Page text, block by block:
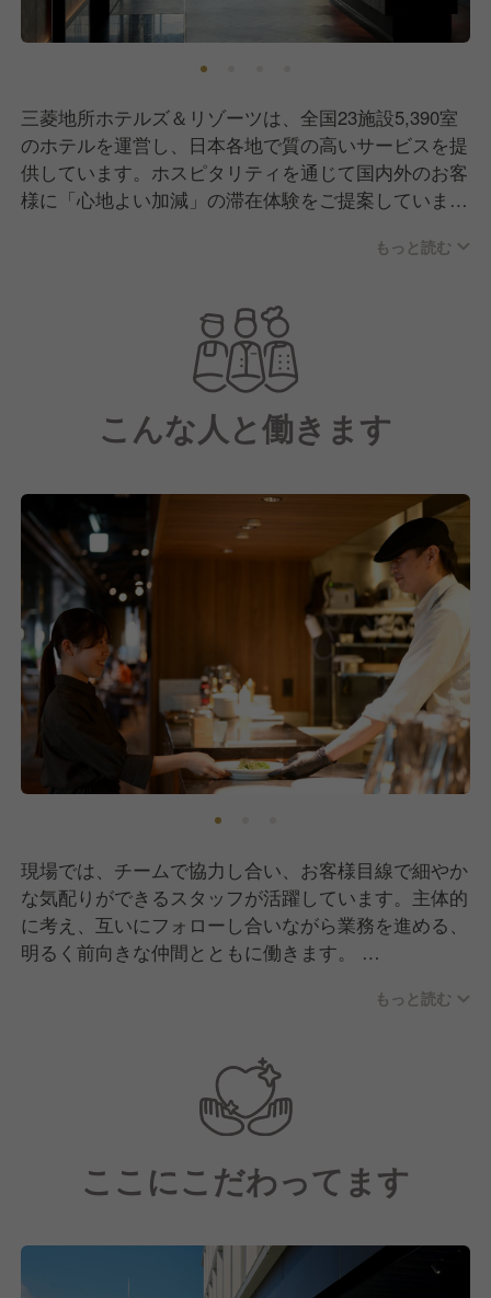
三菱地所ホテルズ＆リゾーツは、全国23施設5,390室
のホテルを運営し、日本各地で質の高いサービスを提
供しています。ホスピタリティを通じて国内外のお客
様に「心地よい加減」の滞在体験をご提案していま
もっと読む
こんな人と働きます
現場では、チームで協力し合い、お客様目線で細やか
な気配りができるスタッフが活躍しています。主体的
に考え、互いにフォローし合いながら業務を進める、
明るく前向きな仲間とともに働きます。
る、信頼できる同僚とともに成長できます。メンバー
目標達成を目指します。
もっと読む
ここにこだわってます